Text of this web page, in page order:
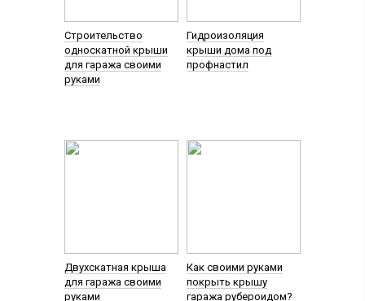
Строительство
односкатной крыши
для гаража своими
руками
Гидроизоляция
крыши дома под
профнастил
Двухскатная крыша
для гаража своими
руками
Как своими руками
покрыть крышу
гаража рубероидом?